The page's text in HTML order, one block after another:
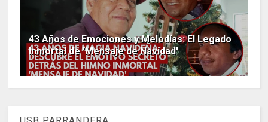
43 Años de Emociones y Melodías: El Legado
Inmortal de 'Mensaje de Navidad'